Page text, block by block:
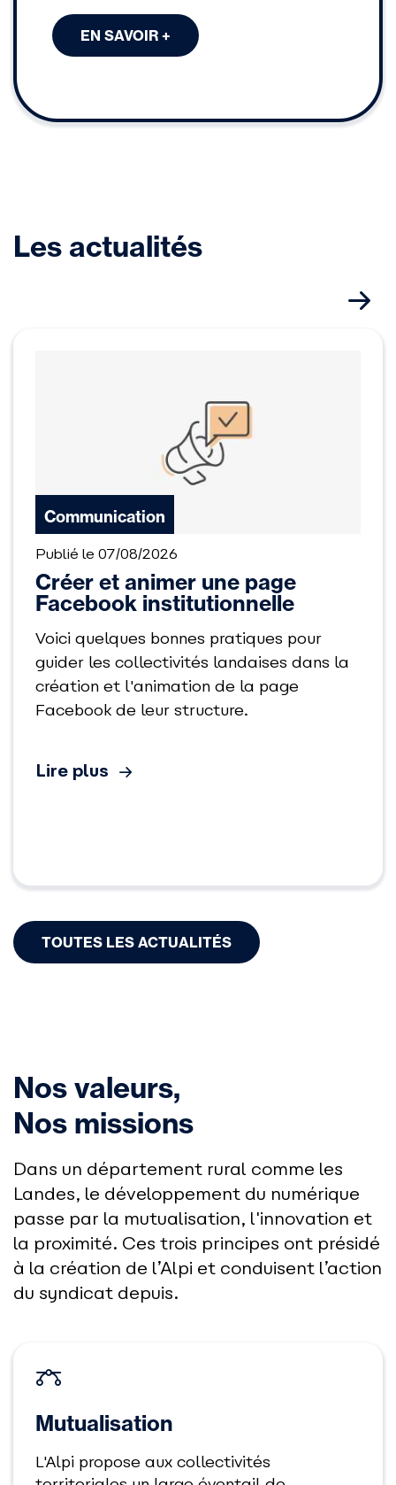
EN SAVOIR +
Les actualités
Communication
Publié le 07/08/2026
Créer et animer une page
Facebook institutionnelle
Voici quelques bonnes pratiques pour
guider les collectivités landaises dans la
création et l'animation de la page
Facebook de leur structure.
Lire plus
TOUTES LES ACTUALITÉS
Nos valeurs,
Nos missions
Dans un département rural comme les
Landes, le développement du numérique
passe par la mutualisation, l'innovation et
la proximité. Ces trois principes ont présidé
à la création de l’Alpi et conduisent l’action
du syndicat depuis.
Mutualisation
L'Alpi propose aux collectivités